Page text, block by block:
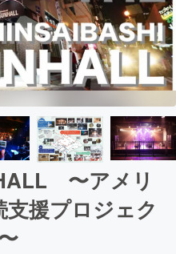
〜アメリ
援プロジェク